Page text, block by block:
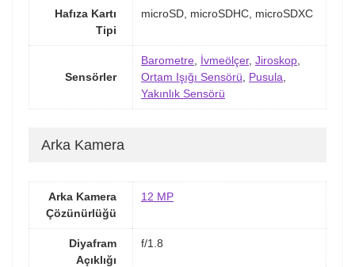
Hafıza Kartı
Tipi
microSD, microSDHC, microSDXC
Sensörler
Barometre İvmeölçer, Jiroskop
Ortam Işığı Sensörü
Pusula
Yakınlık Sensörü
Arka Kamera
Arka Kamera
Çözünürlüğü
12 MP
Diyafram
Açıklığı
f/1.8